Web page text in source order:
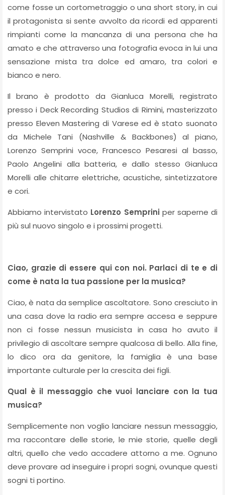
come fosse un cortometraggio o una short story, in cui
il protagonista si sente avvolto da ricordi ed apparenti
rimpianti come la mancanza di una persona che ha
amato e che attraverso una fotografia evoca in lui una
sensazione mista tra dolce ed amaro, tra colori e
bianco e nero.
Il brano è prodotto da Gianluca Morelli, registrato
presso i Deck Recording Studios di Rimini, masterizzato
presso Eleven Mastering di Varese ed è stato suonato
da Michele Tani (Nashville & Backbones) al piano,
Lorenzo Semprini voce, Francesco Pesaresi al basso,
Paolo Angelini alla batteria, e dallo stesso Gianluca
Morelli alle chitarre elettriche, acustiche, sintetizzatore
e cori.
Abbiamo intervistato Lorenzo Sempriniper saperne di
più sul nuovo singolo e i prossimi progetti.
Ciao, grazie di essere qui con noi. Parlaci di te e di
come è nata la tua passione per la musica?
Ciao, è nata da semplice ascoltatore. Sono cresciuto in
una casa dove la radio era sempre accesa e seppure
non ci fosse nessun musicista in casa ho avuto il
privilegio di ascoltare sempre qualcosa di bello. Alla fine,
lo dico ora da genitore, la famiglia è una base
importante culturale per la crescita dei figli.
Qual è il messaggio che vuoi lanciare con la tua
musica?
Semplicemente non voglio lanciare nessun messaggio,
ma raccontare delle storie, le mie storie, quelle degli
altri, quello che vedo accadere attorno a me. Ognuno
deve provare ad inseguire i propri sogni, ovunque questi
sogni ti portino.